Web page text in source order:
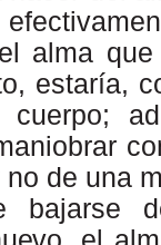
alma
estaría,
cuerpo;
no de una
bajarse